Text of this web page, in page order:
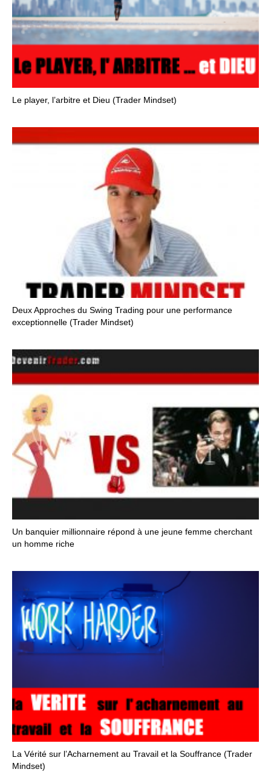
Le player, l’arbitre et Dieu (Trader Mindset)
Deux Approches du Swing Trading pour une performance
exceptionnelle (Trader Mindset)
Un banquier millionnaire répond à une jeune femme cherchant
un homme riche
La Vérité sur l’Acharnement au Travail et la Souffrance (Trader
Mindset)